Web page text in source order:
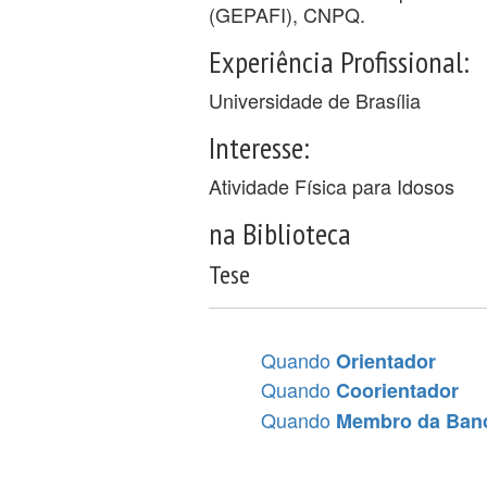
(GEPAFI), CNPQ.
Experiência Profissional:
Universidade de Brasília
Interesse:
Atividade Física para Idosos
na Biblioteca
Tese
QuandoOrientador
QuandoCoorientador
Quando Membro da